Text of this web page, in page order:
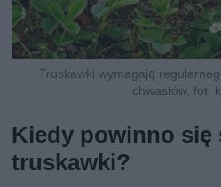
Truskawki wymagają
chwastów, fot.
Kiedy powinno się
truskawki?